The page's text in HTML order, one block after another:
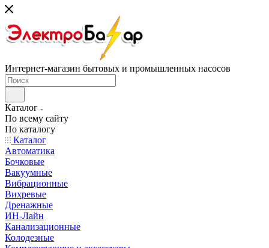
Интернет-магазин бытовых и промышленных насосов
Каталог
По всему сайту
По каталогу
Каталог
Автоматика
Бочковые
Вакуумные
Вибрационные
Вихревые
Дренажные
ИН-Лайн
Канализационные
Колодезные